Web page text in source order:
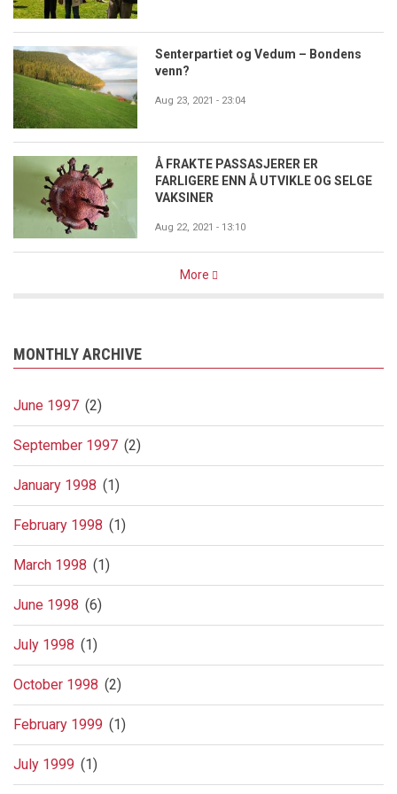
Senterpartiet og Vedum – Bondens
venn?
Aug 23, 2021 - 23:04
Å FRAKTE PASSASJERER ER
FARLIGERE ENN Å UTVIKLE OG SELGE
VAKSINER
Aug 22, 2021 - 13:10
More
MONTHLY ARCHIVE
June 1997 (2)
September 1997 (2)
January 1998 (1)
February 1998 (1)
March 1998 (1)
June 1998 (6)
July 1998 (1)
October 1998 (2)
February 1999 (1)
July 1999 (1)